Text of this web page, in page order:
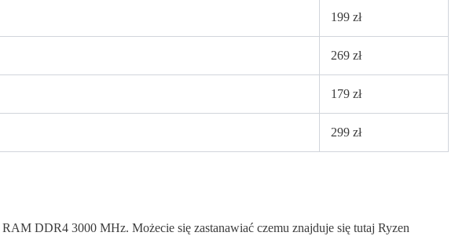
199 zł
269 zł
179 zł
299 zł
DDR4 3000 MHz. Możecie się zastanawiać czemu znajduje się tutaj Ryzen